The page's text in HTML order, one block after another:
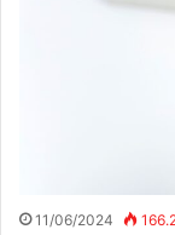
11/06/2024